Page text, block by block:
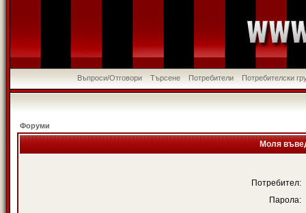
Въпроси/Отговори Търсене Потребители Потребителски
Форуми
Моля
Потребител:
Парола: